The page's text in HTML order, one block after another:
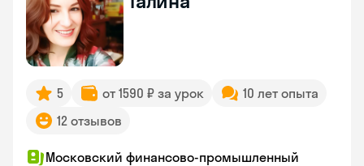
5 от 1590 ₽ за урок
10 лет опыта
12 отзывов
Московский финансово-промышленный